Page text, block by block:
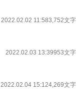
2022.02.02 11:583,752文字
2022.02.03 13:39953文字
2022.02.04 15:124,269文字